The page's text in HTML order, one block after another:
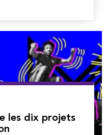
les dix projets